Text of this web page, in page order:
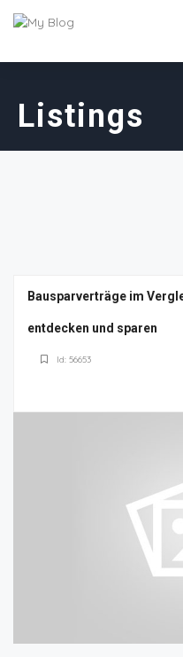
Listings
Bausparverträge im
entdecken und sparen
Id: 56653